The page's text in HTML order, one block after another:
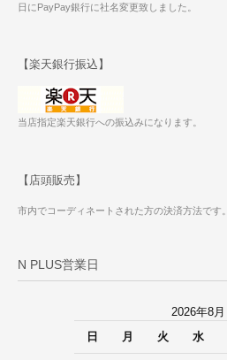
日にPayPay銀行に社名変更致しました。
【楽天銀行振込】
当店指定楽天銀行への振込みになります。
【店頭販売】
市内でコーディネートされた方の決済方法です。
N PLUS営業日
2026年8月
日
月 火 水